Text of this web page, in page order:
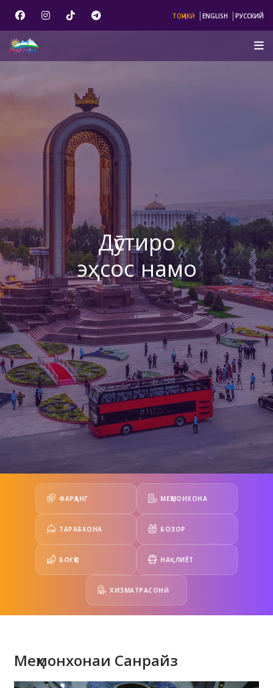
ТОҶИКӢ | ENGLISH | РУССКИЙ
Дӯстиро
эҳсос намо
ФАРҲАНГ МЕҲМОНХОНА
ТАРАБХОНА БОЗОР
БОҒҲО НАҚЛИЁТ
ХИЗМАТРАСОНӢ
Меҳмонхонаи Санрайз